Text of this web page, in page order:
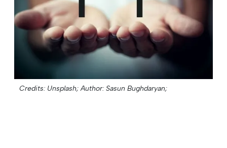
Credits: Unsplash; Author: Sasun Bughdaryan;